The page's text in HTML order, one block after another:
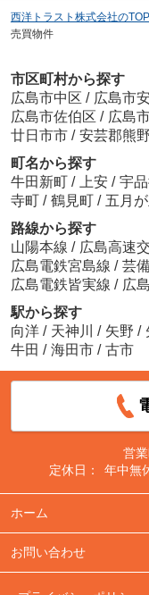
西洋トラスト株式会社のTOP
売買物件
市区町村から探す
広島市中区 / 広島市
広島市佐伯区 / 広島
廿日市市 / 安芸郡熊
町名から探す
牛田新町 / 上安 / 宇
寺町 / 鶴見町 / 五月
路線から探す
山陽本線 / 広島高速
広島電鉄宮島線 / 芸
広島電鉄皆実線 / 広
駅から探す
向洋 / 天神川 / 矢野 /
牛田 / 海田市 / 古市
営業
定休日：
年中無
ホーム
お問い合わせ